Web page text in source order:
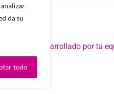
da su
todo
Diseñado y desarrollado por tu